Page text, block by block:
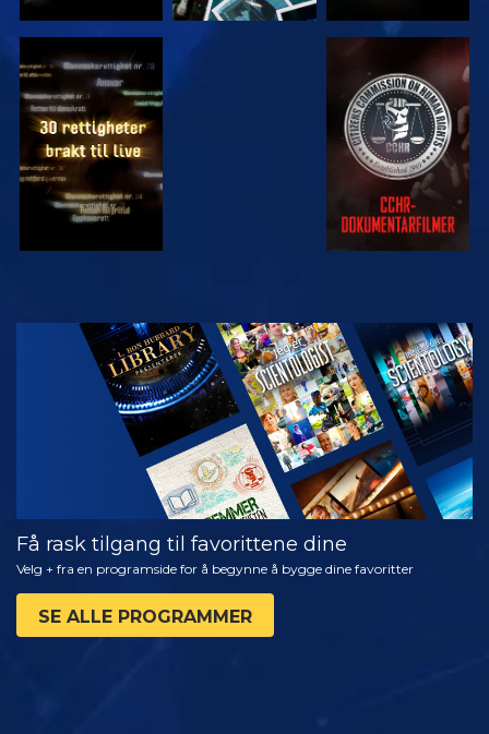
SE SE
SE
UTFORSK
SERIEN
Få rask tilgang til favorittene dine
Velg + fra en programside for å begynne å bygge dine favoritter
SE ALLE PROGRAMMER